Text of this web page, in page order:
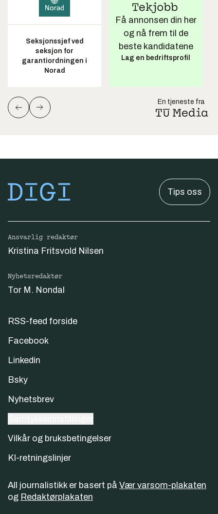
Seksjonssjef ved
seksjon for
garantiordningen i
Norad
Få annonsen din her
og nå frem til de
beste kandidatene
Lag en bedriftsprofil
En tjeneste fra
Tips oss
Ansvarlig redaktør
Kristina Fritsvold Nilsen
Nyhetsredaktør
Tor M. Nondal
RSS-feed forside
Facebook
Linkedin
Bsky
Nyhetsbrev
Vilkår og bruksbetingelser
KI-retningslinjer
All journalistikk er basert på Vær varsom-plakaten
og Redaktørplakaten